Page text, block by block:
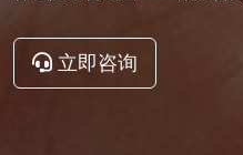
立即咨询